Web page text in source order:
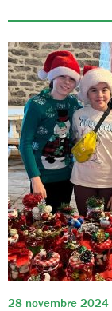
28 novembre 2024